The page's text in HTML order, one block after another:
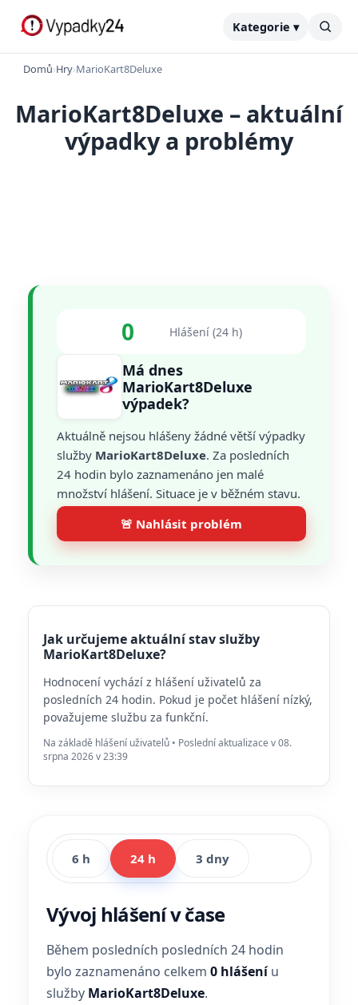
Kategorie ▾
Domů›Hry›MarioKart8Deluxe
MarioKart8Deluxe – aktuální
výpadky a problémy
0 Hlášení (24 h)
Má dnes
MarioKart8Deluxe
výpadek?
Aktuálně nejsou hlášeny žádné větší výpadky
služby MarioKart8Deluxe. Za posledních
24 hodin bylo zaznamenáno jen malé
množství hlášení. Situace je v běžném stavu.
🚨 Nahlásit problém
Jak určujeme aktuální stav služby
MarioKart8Deluxe?
Hodnocení vychází z hlášení uživatelů za
posledních 24 hodin. Pokud je počet hlášení nízký,
považujeme službu za funkční.
Na základě hlášení uživatelů • Poslední aktualizace v 08.
srpna 2026 v 23:39
6 h 24 h 3 dny
Vývoj hlášení v čase
Během posledních posledních 24 hodin
bylo zaznamenáno celkem 0 hlášeníu
služby MarioKart8Deluxe.